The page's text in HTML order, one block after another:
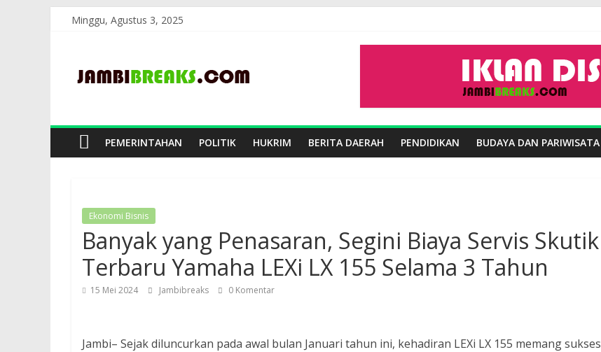
Minggu, Agustus 3, 2025
JambiBreaks
PEMERINTAHAN POLITIK HUKRIM BERITA DAERAH PENDIDIKAN BUDAYA DAN PARIWISATA
Ekonomi Bisnis
Banyak yang Penasaran, Segini Biaya Servis Skutik
Terbaru Yamaha LEXi LX 155 Selama 3 Tahun
15 Mei 2024 Jambibreaks 0 Komentar
Jambi– Sejak diluncurkan pada awal bulan Januari tahun ini, kehadiran LEXi LX 155 memang sukses